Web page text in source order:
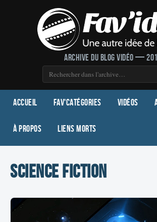
Archive du blog vidéo —
Accueil Fav'Catégories Vidéos
À propos Liens morts
science fiction